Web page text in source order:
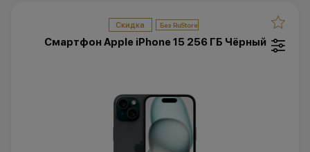
Скидка
Смартфон Apple iPhone 15 256 ГБ Чёрный